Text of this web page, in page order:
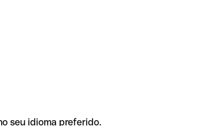
seu idioma preferido.